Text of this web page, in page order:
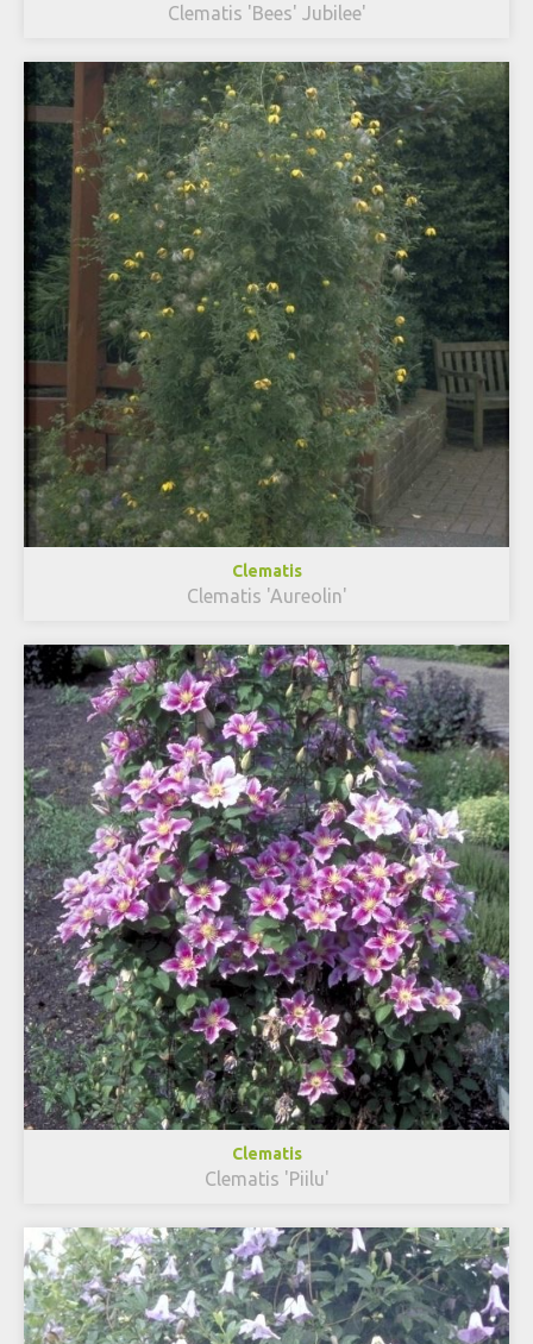
Clematis 'Bees' Jubilee'
Clematis
Clematis 'Aureolin'
Clematis
Clematis 'Piilu'